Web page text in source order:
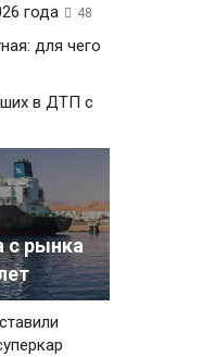
года
48
для чего
в ДТП с
с рынка